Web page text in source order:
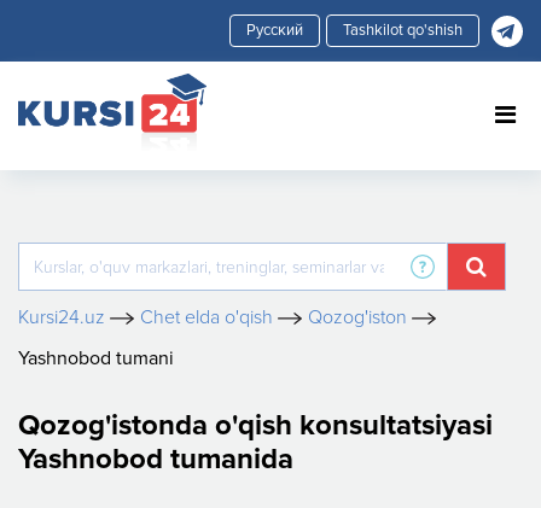
Tashkilot qo'shish
Kursi24.uz Chet elda o'qish
Qozog'iston
Yashnobod tumani
Qozog'istonda o'qish konsultatsiyasi
Yashnobod tumanida